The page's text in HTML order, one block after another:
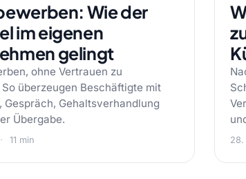
Wie der
im eigenen
gelingt
ohne Vertrauen zu
überzeugen Beschäftigte mit
Gespräch, Gehaltsverhandlung
Übergabe.
11 min 28.